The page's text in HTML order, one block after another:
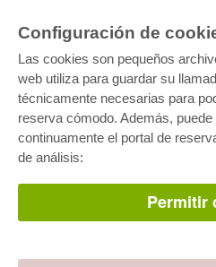
Configuración de
Las cookies son pequeños
web utiliza para guardar su
técnicamente necesarias para
reserva cómodo. Además,
continuamente el portal de
de análisis:
Permitir
E-COLLECTION
Paquete de especialidades
Facilitación de E-Books
Preguntas mas frequentes(FAQ)